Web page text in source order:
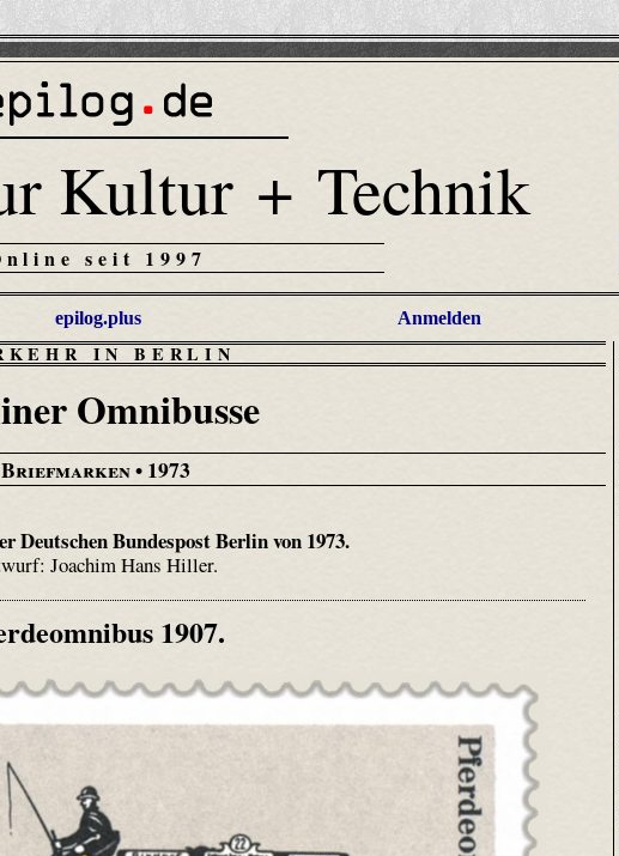
Kultur + Technik
seit 1997
epilog.plus Anmelden
IN BERLIN
Omnibusse
Briefmarken• 1973
Deutschen Bundespost Berlin von 1973.
Joachim Hans Hiller.
1907.